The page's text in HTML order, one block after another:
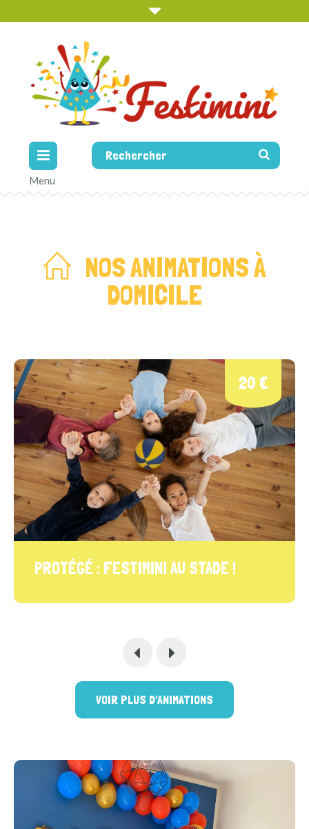
NOS ANIMATIONS À
DOMICILE
20 €
PROTÉGÉ : FESTIMINI AU STADE !
VOIR PLUS D’ANIMATIONS